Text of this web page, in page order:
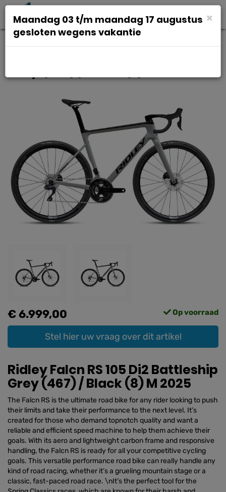
€ 6.999,00 Op voorraad
Stel hier uw vraag over dit artikel
Ridley Falcn RS 105 Di2 Battleship
Grey (467) / Black (8) M 2025
The Falcn RS is the ultimate road bike for any rider looking to push
their limits and take their performance to the next level. It’s
created for those who demand topnotch quality and want a
reliable and efficient speed machine to help them achieve their
goals. With its aero and lightweight carbon frame and responsive
handling, the Falcn RS is ready for all your competitive cycling
goals. This versatile performance road bike can really handle any
kind of road racing, whether it’s a grueling mountain stage or a
classic, fast-paced road race. \nIt’s the perfect tool for the
×
Maandag 03 t/m maandag 17 augustus
gesloten wegens vakantie